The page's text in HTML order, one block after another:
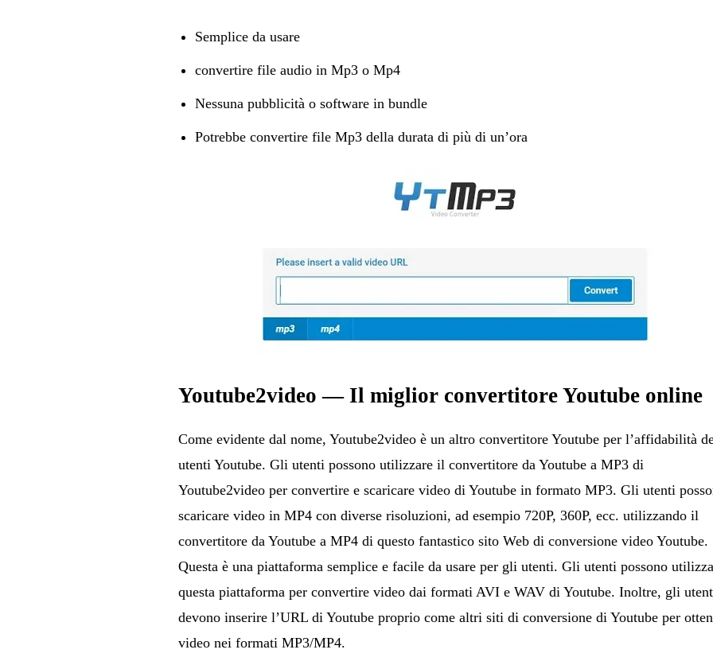
Semplice da usare
convertire file audio in Mp3 o Mp4
Nessuna pubblicità o software in bundle
Potrebbe convertire file Mp3 della durata di più di un’ora
Youtube2video — Il miglior convertitore Youtube online
Come evidente dal nome, Youtube2video è un altro convertitore Youtube per l’affidabilità
utenti Youtube. Gli utenti possono utilizzare il convertitore da Youtube a MP3 di
Youtube2video per convertire e scaricare video di Youtube in formato MP3. Gli utenti
scaricare video in MP4 con diverse risoluzioni, ad esempio 720P, 360P, ecc. utilizzando il
convertitore da Youtube a MP4 di questo fantastico sito Web di conversione video Youtube.
Questa è una piattaforma semplice e facile da usare per gli utenti. Gli utenti possono
questa piattaforma per convertire video dai formati AVI e WAV di Youtube. Inoltre, gli
devono inserire l’URL di Youtube proprio come altri siti di conversione di Youtube per
video nei formati MP3/MP4.